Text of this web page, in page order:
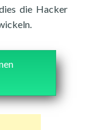
die Hacker